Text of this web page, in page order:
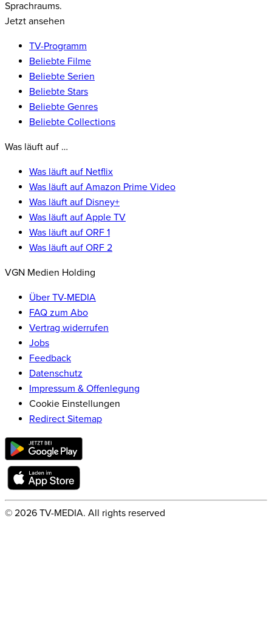
Sprachraums.
Jetzt ansehen
TV-Programm
Beliebte Filme
Beliebte Serien
Beliebte Stars
Beliebte Genres
Beliebte Collections
Was läuft auf …
Was läuft auf Netflix
Was läuft auf Amazon Prime Video
Was läuft auf Disney+
Was läuft auf Apple TV
Was läuft auf ORF 1
Was läuft auf ORF 2
VGN Medien Holding
Über TV-MEDIA
FAQ zum Abo
Vertrag widerrufen
Jobs
Feedback
Datenschutz
Impressum & Offenlegung
Cookie Einstellungen
Redirect Sitemap
© 2026 TV-MEDIA. All rights reserved